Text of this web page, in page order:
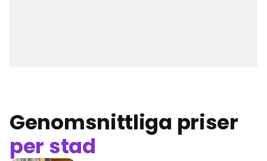
Genomsnittliga priser
per stad